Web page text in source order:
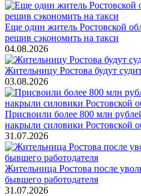
Еще один житель Ростовской
решив сэкономить на такси
04.08.2026
Жительницу Ростова будут
03.08.2026
Присвоили более 800 млн
накрыли силовики Ростовской
31.07.2026
Жительница Ростова после
бывшего работодателя
31.07.2026